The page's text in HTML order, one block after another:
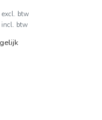
in 5 verschillende
excl. btw
btw